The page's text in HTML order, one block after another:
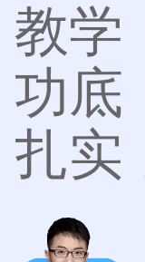
教学
功底
扎实